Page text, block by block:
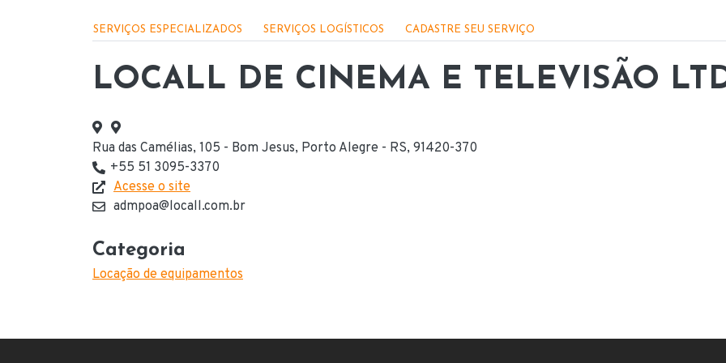
Menu - Serviços
SERVIÇOS ESPECIALIZADOS SERVIÇOS LOGÍSTICOS CADASTRE SEU SERVIÇO
LOCALL DE CINEMA E TELEVISÃO
Endereço
Rua das Camélias, 105 - Bom Jesus, Porto Alegre - RS, 91420-370
Telefone(s) de contato
+55 51 3095-3370
Website
Acesse o site
admpoa@locall.com.br
Categoria
Locação de equipamentos